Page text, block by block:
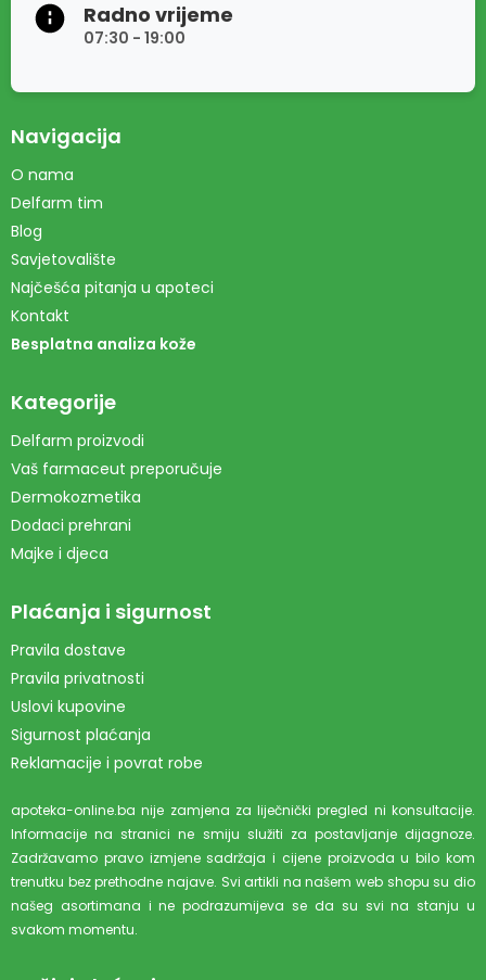
Radno vrijeme
07:30 - 19:00
Navigacija
O nama
Delfarm tim
Blog
Savjetovalište
Najčešća pitanja u apoteci
Kontakt
Besplatna analiza kože
Kategorije
Delfarm proizvodi
Vaš farmaceut preporučuje
Dermokozmetika
Dodaci prehrani
Majke i djeca
Plaćanja i sigurnost
Pravila dostave
Pravila privatnosti
Uslovi kupovine
Sigurnost plaćanja
Reklamacije i povrat robe
apoteka-online.ba nije zamjena za liječnički pregled ni konsultacije.
Informacije na stranici ne smiju služiti za postavljanje dijagnoze.
Zadržavamo pravo izmjene sadržaja i cijene proizvoda u bilo kom
trenutku bez prethodne najave. Svi artikli na našem web shopu su dio
našeg asortimana i ne podrazumijeva se da su svi na stanju u
svakom momentu.